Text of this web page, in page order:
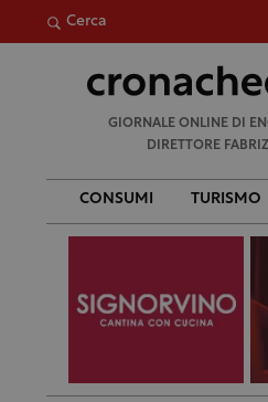
Cerca
GIORNALE ONLINE DI
DIRETTORE
CONSUMI TURISMO